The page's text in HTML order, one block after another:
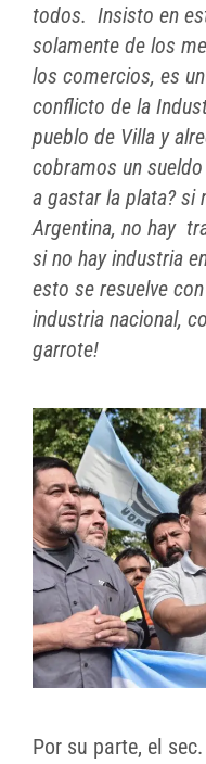
todos. Insisto en
solamente de los
los comercios, es
conflicto de la
pueblo de Villa y
cobramos un
a gastar la plata? si
Argentina, no hay
si no hay industria
esto se resuelve
industria nacional,
garrote!
Por su parte, el